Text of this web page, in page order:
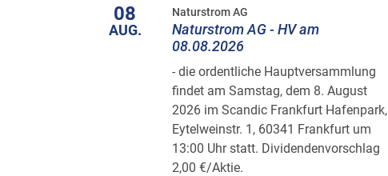
08
AUG.
Naturstrom AG
Naturstrom AG - HV am
08.08.2026
- die ordentliche Hauptversammlung
findet am Samstag, dem 8. August
2026 im Scandic Frankfurt Hafenpark,
Eytelweinstr. 1, 60341 Frankfurt um
13:00 Uhr statt. Dividendenvorschlag
2,00 €/Aktie.